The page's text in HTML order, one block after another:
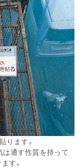
ります。
は通す性質を持って
す。